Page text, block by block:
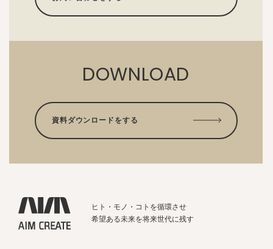
DOWNLOAD
資料ダウンロードをする
ヒト・モノ・コトを循環させ
希望ある未来を将来世代に残す